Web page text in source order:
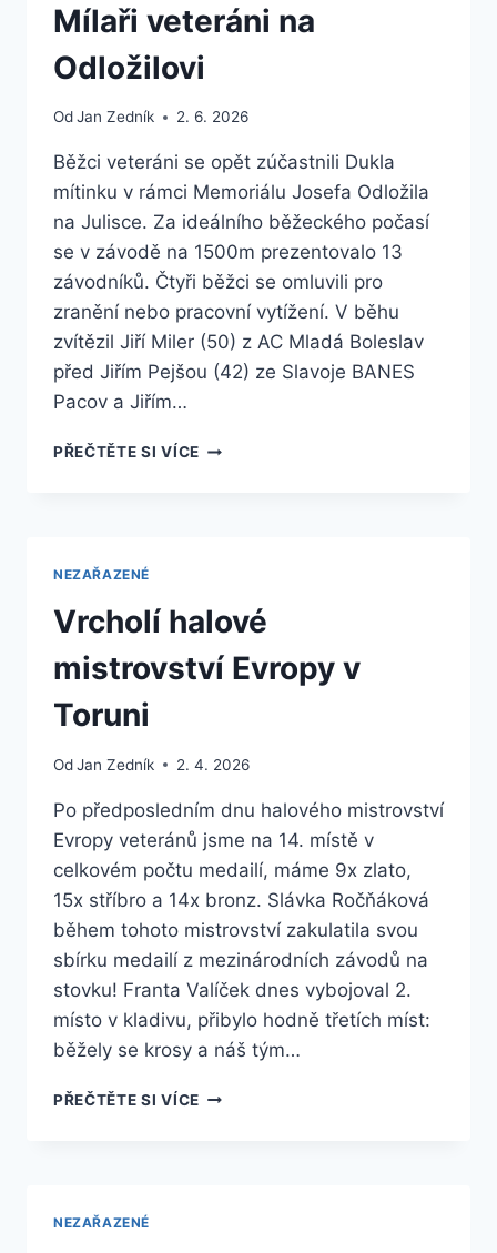
Mílaři veteráni na
Odložilovi
OdJan Zedník 2. 6. 2026
Běžci veteráni se opět zúčastnili Dukla
mítinku v rámci Memoriálu Josefa Odložila
na Julisce. Za ideálního běžeckého počasí
se v závodě na 1500m prezentovalo 13
závodníků. Čtyři běžci se omluvili pro
zranění nebo pracovní vytížení. V běhu
zvítězil Jiří Miler (50) z AC Mladá Boleslav
před Jiřím Pejšou (42) ze Slavoje BANES
Pacov a Jiřím…
PŘEČTĚTE SI VÍCEMÍLAŘI
NEZAŘAZENÉ
Vrcholí halové
mistrovství Evropy v
Toruni
OdJan Zedník 2. 4. 2026
Po předposledním dnu halového mistrovství
Evropy veteránů jsme na 14. místě v
celkovém počtu medailí, máme 9x zlato,
15x stříbro a 14x bronz. Slávka Ročňáková
během tohoto mistrovství zakulatila svou
sbírku medailí z mezinárodních závodů na
stovku! Franta Valíček dnes vybojoval 2.
místo v kladivu, přibylo hodně třetích míst:
běžely se krosy a náš tým…
PŘEČTĚTE SI VÍCEVRCHOLÍ
NEZAŘAZENÉ